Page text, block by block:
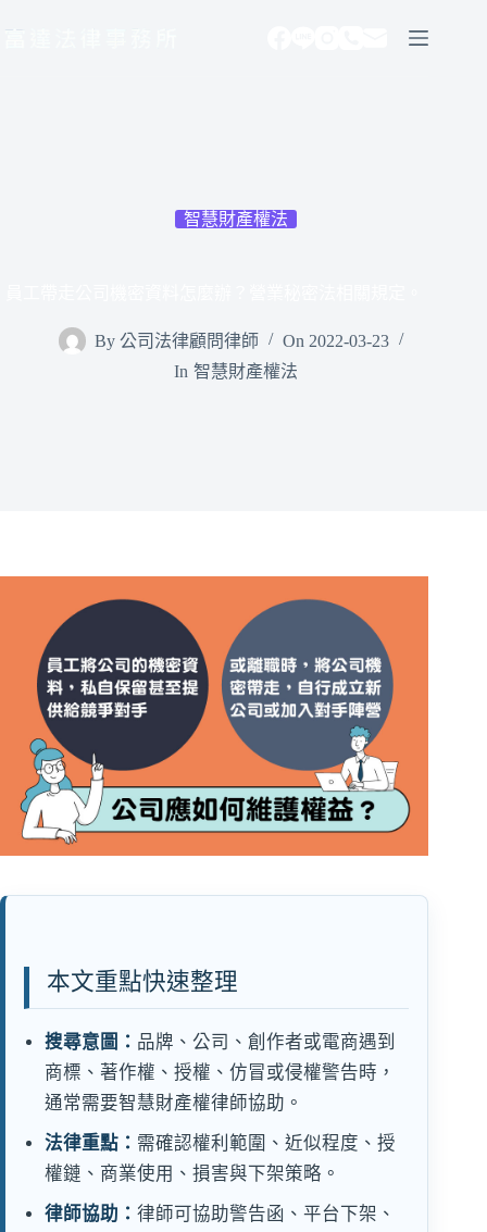
智慧財產權法
By 公司法律顧問律師 On 2022-03-23
In 智慧財產權法
本文重點快速整理
搜尋意圖： 品牌、公司、創作者或電商遇到
商標、著作權、授權、仿冒或侵權警告時，
通常需要智慧財產權律師協助。
法律重點： 需確認權利範圍、近似程度、授
權鏈、商業使用、損害與下架策略。
律師協助： 律師可協助警告函、平台下架、